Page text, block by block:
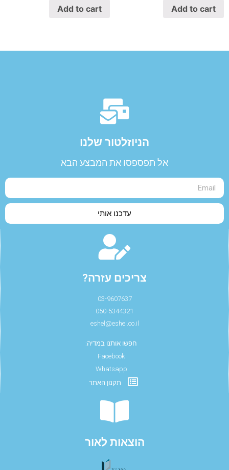
Add to cart
Add to cart
הניוזלטור שלנו​
אל תפספסו את המבצע הבא
עדכנו אותי
צריכים עזרה?
03-9607637
050-5344321
eshel@eshel.co.il
חפשו אותנו במדיה:
Facebook
Whatsapp
תקנון האתר
הוצאות לאור